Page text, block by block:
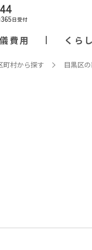
費用 くら
町村から探す 目黒区